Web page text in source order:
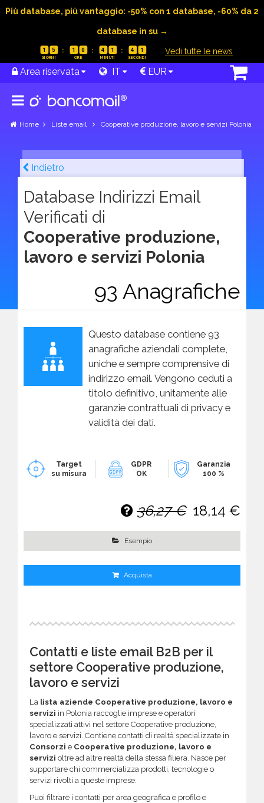
Più database, più vantaggio: -50% con 1 database, -60% da 2
database in su →
1 5 1 0 4 1 4 0 Vedi tutte le news
Area riservata IT EUR
Home Liste email Cooperative produzione, lavoro e servizi Polonia
Indietro
Database Indirizzi Email
Verificati di
Cooperative produzione,
lavoro e servizi Polonia
93 Anagrafiche
Questo database contiene 93
anagrafiche aziendali complete,
uniche e sempre comprensive di
indirizzo email. Vengono ceduti a
titolo definitivo, unitamente alle
garanzie contrattuali di privacy e
validità dei dati.
Target
su misura
GDPR
OK
Garanzia
100 %
36,27 € 18,14 €
Esempio
Acquista
Contatti e liste email B2B per il
settore Cooperative produzione,
lavoro e servizi
La lista aziende Cooperative produzione, lavoro e
servizi in Polonia raccoglie imprese e operatori
specializzati attivi nel settore Cooperative produzione,
lavoro e servizi. Contiene contatti di realtà specializzate in
Consorzi e Cooperative produzione, lavoro e
servizi oltre ad altre realtà della stessa filiera. Nasce per
supportare chi commercializza prodotti, tecnologie o
servizi rivolti a queste imprese.
Puoi filtrare i contatti per area geografica e profilo e